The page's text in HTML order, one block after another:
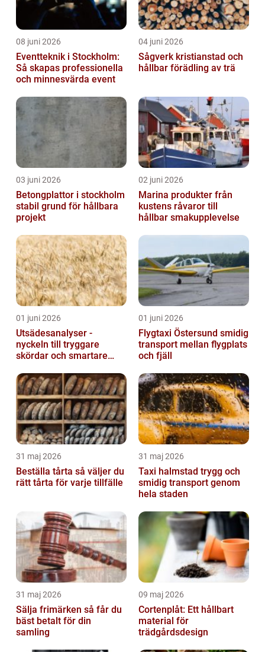
08 juni 2026
Eventteknik i Stockholm:
Så skapas professionella
och minnesvärda event
04 juni 2026
Sågverk kristianstad och
hållbar förädling av trä
03 juni 2026
Betongplattor i stockholm
stabil grund för hållbara
projekt
02 juni 2026
Marina produkter från
kustens råvaror till
hållbar smakupplevelse
01 juni 2026
Utsädesanalyser -
nyckeln till tryggare
skördar och smartare
01 juni 2026
Flygtaxi Östersund smidig
transport mellan flygplats
och fjäll
31 maj 2026
Beställa tårta så väljer du
rätt tårta för varje tillfälle
31 maj 2026
Taxi halmstad trygg och
smidig transport genom
hela staden
31 maj 2026
Sälja frimärken så får du
bäst betalt för din
samling
09 maj 2026
Cortenplåt: Ett hållbart
material för
trädgårdsdesign